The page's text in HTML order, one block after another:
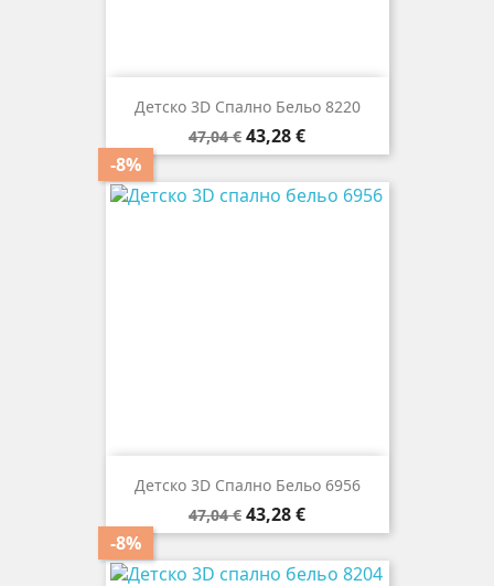
Детско 3D Спално Бельо 8220
Редовна
цена
47,04 €
-8%
Цена
43,28 €
Детско 3D Спално Бельо 6956
Редовна
цена
47,04 €
-8%
Цена
43,28 €